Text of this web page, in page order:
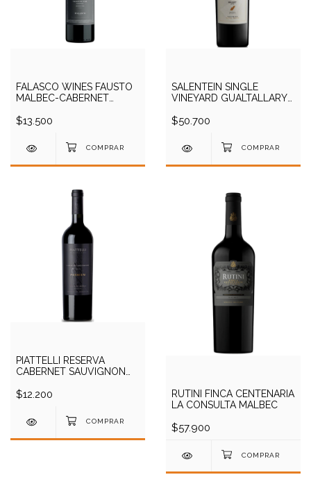
FALASCO WINES FAUSTO
MALBEC-CABERNET
$13.500
SALENTEIN SINGLE
VINEYARD GUALTALLARY
$50.700
PIATTELLI RESERVA
CABERNET SAUVIGNON
$12.200
RUTINI FINCA CENTENARIA
LA CONSULTA MALBEC
$57.900